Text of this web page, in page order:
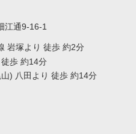
江通9-16-1
岩塚より 徒歩 約2分
歩 約14分
) 八田より 徒歩 約14分